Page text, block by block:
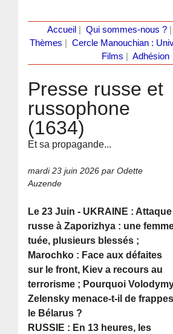
Accueil Qui sommes-nous ?|
Thèmes
Cercle Manouchian :
Films
Adhésion
Presse russe et
russophone
(1634)
Et sa propagande...
mardi 23 juin 2026 par Odette
Auzende
Le 23 Juin - UKRAINE : Attaque
russe à Zaporizhya : une
tuée, plusieurs blessés ;
Marochko : Face aux défaites
sur le front, Kiev a recours au
terrorisme ; Pourquoi
Zelensky menace-t-il de frappes
le Bélarus ?
RUSSIE : En 13 heures, les